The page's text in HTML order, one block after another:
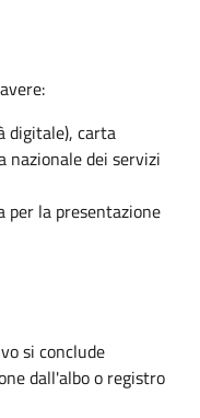
digitale), carta
nazionale dei servizi
la presentazione
si conclude
dall'albo o registro